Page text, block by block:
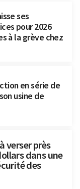
ses
pour 2026
à la grève chez
en série de
usine de
verser près
dans une
des